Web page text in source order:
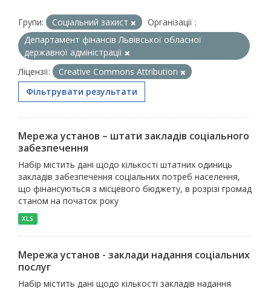
Групи: Соціальний захист
Організації :
Департамент фінансів Львівської обласної
державної адміністрації
Ліцензії:
Creative Commons Attribution
Фільтрувати результати
Мережа установ – штати закладів соціального
забезпечення
Набір містить дані щодо кількості штатних одиниць
закладів забезпечення соціальних потреб населення,
що фінансуються з місцевого бюджету, в розрізі громад
станом на початок року
XLS
Мережа установ - заклади надання соціальних
послуг
Набір містить дані щодо кількості закладів надання